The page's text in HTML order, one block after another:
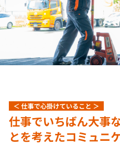
＜ 仕事で心掛けていること ＞
仕事でいちばん大事
とを考えたコミュニ